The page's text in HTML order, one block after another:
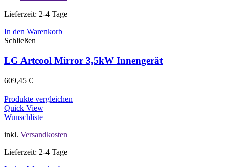
Lieferzeit: 2-4 Tage
In den Warenkorb
Schließen
LG Artcool Mirror 3,5kW Innengerät
609,45 €
Produkte vergleichen
Quick View
Wunschliste
inkl. Versandkosten
Lieferzeit: 2-4 Tage